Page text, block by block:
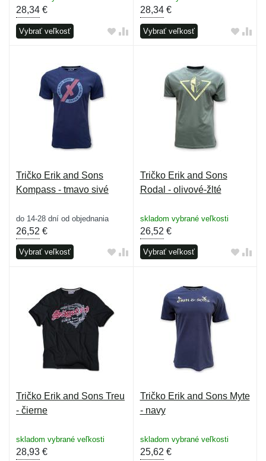
28,34 €
Vybrať veľkosť
28,34€
Vybrať veľkosť
Tričko Erik and Sons
Kompass - tmavo sivé
do 14-28 dní od objednania
26,52 €
Vybrať veľkosť
Tričko Erik and Sons
Rodal - olivové-žlté
skladom vybrané veľkosti
26,52 €
Vybrať veľkosť
Tričko Erik and Sons Treu
- čierne
skladom vybrané veľkosti
28,93 €
Tričko Erik and Sons Myte
- navy
skladom vybrané veľkosti
25,62 €